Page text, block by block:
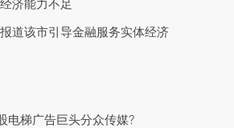
济能力不足
道该市引导金融服务实体经济
电梯广告巨头分众传媒?